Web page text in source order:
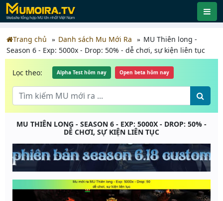
Trang chủ Danh sách Mu Mới Ra
MU Thiên long -
Season 6 - Exp: 5000x - Drop: 50% - dễ chơi, sự kiện liên tục
Lọc theo: Alpha Test hôm nay Open beta hôm nay
MU THIÊN LONG - SEASON 6 - EXP: 5000X - DROP: 50% -
DỄ CHƠI, SỰ KIỆN LIÊN TỤC